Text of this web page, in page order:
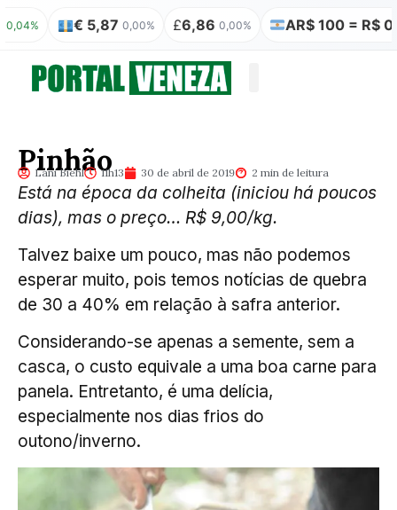
€ 5,87 0,00% £6,86 0,00% AR$ 100 = R$ 0,31
Pinhão
Lani Biehl 11h13 30 de abril de 2019 2 min de leitura
Está na época da colheita (iniciou há poucos
dias), mas o preço… R$ 9,00/kg.
Talvez baixe um pouco, mas não podemos
esperar muito, pois temos notícias de quebra
de 30 a 40% em relação à safra anterior.
Considerando-se apenas a semente, sem a
casca, o custo equivale a uma boa carne para
panela. Entretanto, é uma delícia,
especialmente nos dias frios do
outono/inverno.